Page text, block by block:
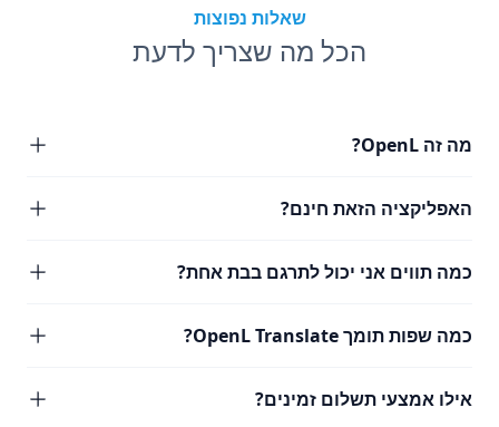
שאלות נפוצות
הכל מה שצריך לדעת
מה זה OpenL?
האפליקציה הזאת חינם?
כמה תווים אני יכול לתרגם בבת אחת?
כמה שפות תומך OpenL Translate?
אילו אמצעי תשלום זמינים?